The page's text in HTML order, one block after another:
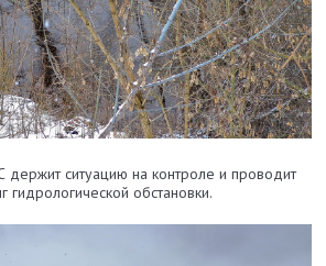
держит ситуацию на контроле и проводит
гидрологической обстановки.